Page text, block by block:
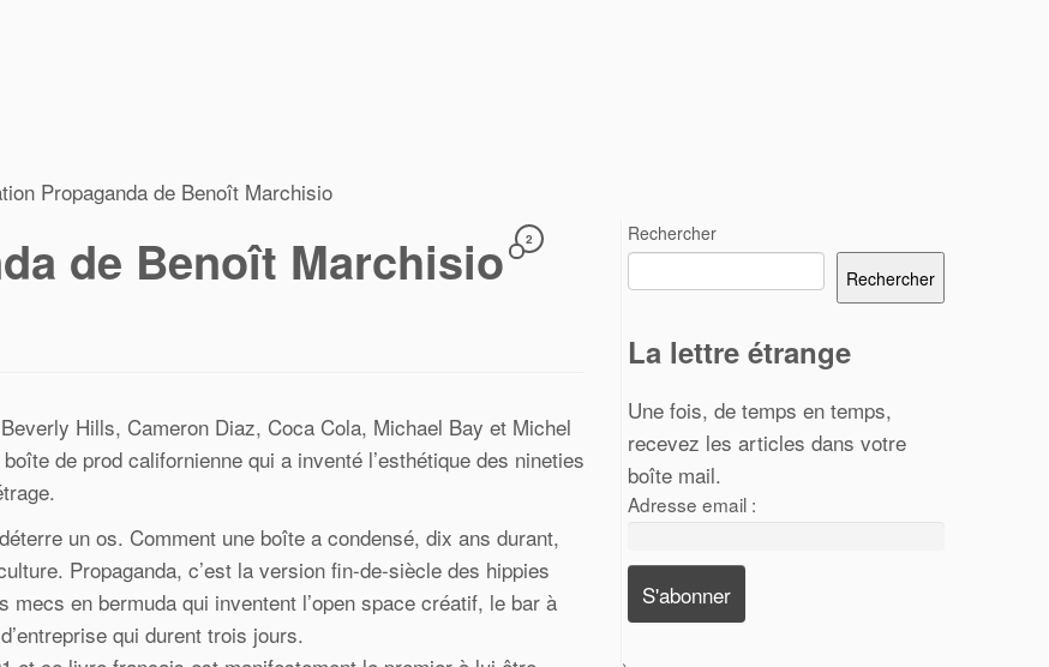
Propaganda de Benoît Marchisio
de Benoît Marchisio 2
Hills, Cameron Diaz, Coca Cola, Michael Bay et Michel
de prod californienne qui a inventé l’esthétique des nineties
un os. Comment une boîte a condensé, dix ans durant,
Propaganda, c’est la version fin-de-siècle des hippies
en bermuda qui inventent l’open space créatif, le bar à
qui durent trois jours.
Rechercher
Rechercher
La lettre étrange
Une fois, de temps en temps,
recevez les articles dans votre
boîte mail.
Adresse email :